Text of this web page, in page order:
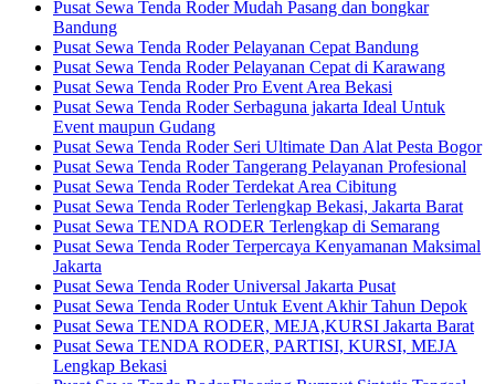
Pusat Sewa Tenda Roder Mudah Pasang dan bongkar
Bandung
Pusat Sewa Tenda Roder Pelayanan Cepat Bandung
Pusat Sewa Tenda Roder Pelayanan Cepat di Karawang
Pusat Sewa Tenda Roder Pro Event Area Bekasi
Pusat Sewa Tenda Roder Serbaguna jakarta Ideal Untuk
Event maupun Gudang
Pusat Sewa Tenda Roder Seri Ultimate Dan Alat Pesta Bogor
Pusat Sewa Tenda Roder Tangerang Pelayanan Profesional
Pusat Sewa Tenda Roder Terdekat Area Cibitung
Pusat Sewa Tenda Roder Terlengkap Bekasi, Jakarta Barat
Pusat Sewa TENDA RODER Terlengkap di Semarang
Pusat Sewa Tenda Roder Terpercaya Kenyamanan Maksimal
Jakarta
Pusat Sewa Tenda Roder Universal Jakarta Pusat
Pusat Sewa Tenda Roder Untuk Event Akhir Tahun Depok
Pusat Sewa TENDA RODER, MEJA,KURSI Jakarta Barat
Pusat Sewa TENDA RODER, PARTISI, KURSI, MEJA
Lengkap Bekasi